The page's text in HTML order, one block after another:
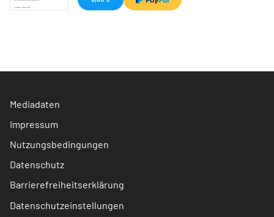
Mediadaten
Impressum
Nutzungsbedingungen
Datenschutz
Barrierefreiheitserklärung
Datenschutzeinstellungen